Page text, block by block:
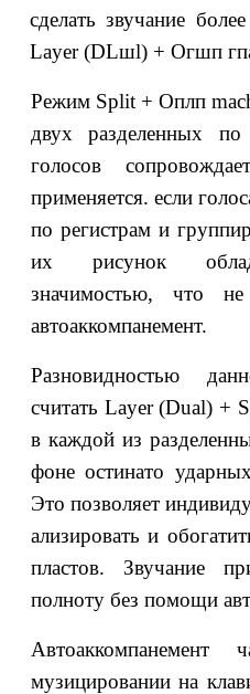
сделать звучание
Layer (DLшl) + Огшп
Режим Split + Оплп
двух разделенных по
голосов
применяется. если
по регистрам и
их рисунок
значимостью, что не
автоаккомпанемент.
Разновидностью
считать Layer (Dual) +
в каждой из
фоне остинато
Это позволяет
ализировать и
пластов. Звучание
полноту без помощи
Автоаккомпанемент
музицировании на